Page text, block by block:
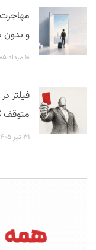
و
۱۰ مرداد ۱۴۰۵
متوقف
۳۱ تیر ۱۴۰۵